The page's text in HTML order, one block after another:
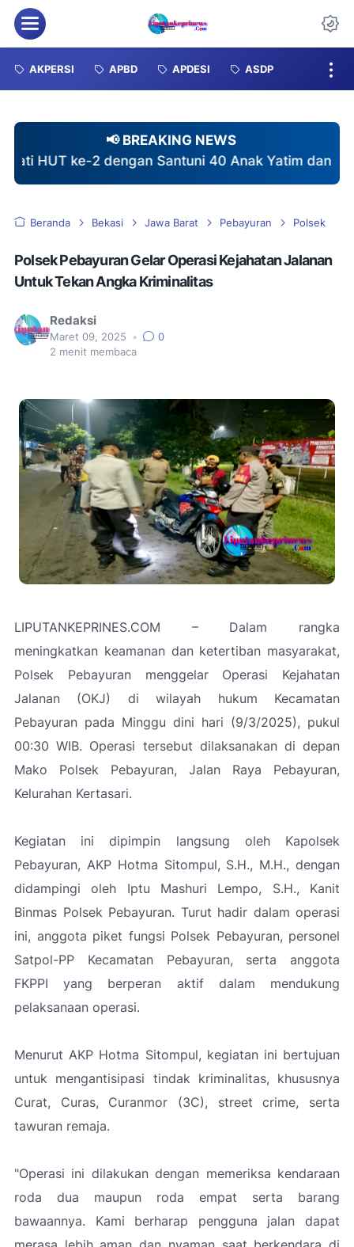
Menu
AKPERSI APBD APDESI ASDP
📢 BREAKING NEWS
AKPERSI
Beranda Bekasi Jawa Barat Pebayuran Polsek
Polsek Pebayuran Gelar Operasi Kejahatan Jalanan
Untuk Tekan Angka Kriminalitas
Redaksi
Maret 09, 2025 •
0
2 menit membaca
LIPUTANKEPRINES.COM – Dalam rangka
meningkatkan keamanan dan ketertiban masyarakat,
Polsek Pebayuran menggelar Operasi Kejahatan
Jalanan (OKJ) di wilayah hukum Kecamatan
Pebayuran pada Minggu dini hari (9/3/2025), pukul
00:30 WIB. Operasi tersebut dilaksanakan di depan
Mako Polsek Pebayuran, Jalan Raya Pebayuran,
Kelurahan Kertasari.
Kegiatan ini dipimpin langsung oleh Kapolsek
Pebayuran, AKP Hotma Sitompul, S.H., M.H., dengan
didampingi oleh Iptu Mashuri Lempo, S.H., Kanit
Binmas Polsek Pebayuran. Turut hadir dalam operasi
ini, anggota piket fungsi Polsek Pebayuran, personel
Satpol-PP Kecamatan Pebayuran, serta anggota
FKPPI yang berperan aktif dalam mendukung
pelaksanaan operasi.
Menurut AKP Hotma Sitompul, kegiatan ini bertujuan
untuk mengantisipasi tindak kriminalitas, khususnya
Curat, Curas, Curanmor (3C), street crime, serta
tawuran remaja.
"Operasi ini dilakukan dengan memeriksa kendaraan
roda dua maupun roda empat serta barang
bawaannya. Kami berharap pengguna jalan dapat